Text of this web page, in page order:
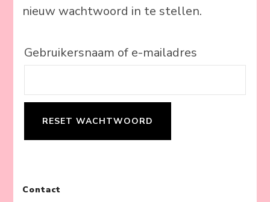
nieuw wachtwoord in te stellen.
Gebruikersnaam of e-mailadres
RESET WACHTWOORD
Contact